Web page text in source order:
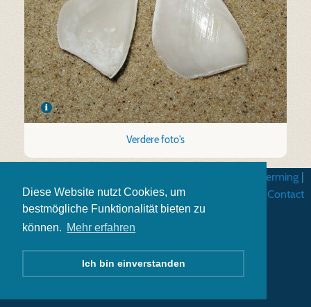
Diese Website nutzt Cookies, um
bestmögliche Funktionalität bieten zu
können. Mehr erfahren
Ich bin einverstanden
Verdere foto's
Gegevensbescherming |
Contact